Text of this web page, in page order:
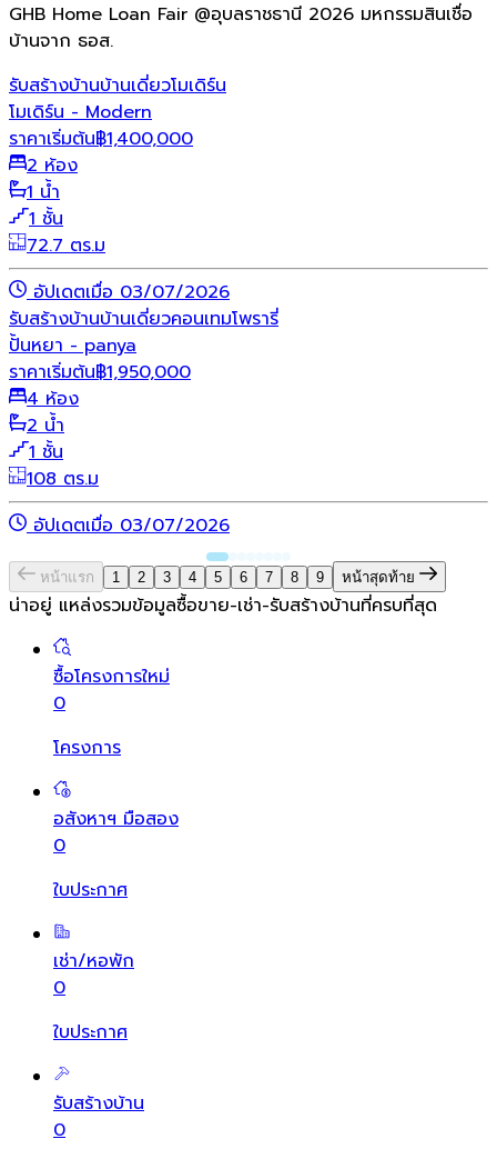
GHB Home Loan Fair @อุบลราชธานี 2026 มหกรรมสินเชื่อ
บ้านจาก ธอส.
รับสร้างบ้านบ้านเดี่ยวโมเดิร์น
โมเดิร์น - Modern
ราคาเริ่มต้น฿1,400,000
2 ห้อง
1 น้ำ
1 ชั้น
72.7 ตร.ม
อัปเดตเมื่อ 03/07/2026
รับสร้างบ้านบ้านเดี่ยวคอนเทมโพรารี่
ปั้นหยา - panya
ราคาเริ่มต้น฿1,950,000
4 ห้อง
2 น้ำ
1 ชั้น
108 ตร.ม
อัปเดตเมื่อ 03/07/2026
หน้าแรก 1 2 3 4 5 6 7 8 9 หน้าสุดท้าย
น่าอยู่ แหล่งรวมข้อมูลซื้อขาย-เช่า-รับสร้างบ้านที่ครบที่สุด
ซื้อโครงการใหม่
0
โครงการ
อสังหาฯ มือสอง
0
ใบประกาศ
เช่า/หอพัก
0
ใบประกาศ
รับสร้างบ้าน
0